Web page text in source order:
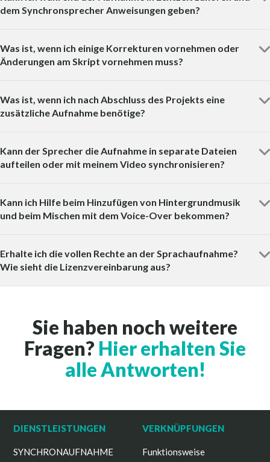
dem Synchronsprecher Anweisungen geben?
Was ist, wenn ich einige Korrekturen vornehmen oder
Änderungen am Skript vornehmen muss?
Was ist, wenn ich nach Abschluss des Projekts eine
zusätzliche Aufnahme benötige?
Kann der Sprecher die Aufnahme in separate Dateien
aufteilen oder mit meinem Video synchronisieren?
Kann ich Hilfe beim Hinzufügen von Hintergrundmusik
und beim Mischen mit dem Voice-Over bekommen?
Erhalte ich die vollen Rechte an der Sprachaufnahme?
Wie sieht die Lizenzvereinbarung aus?
Sie haben noch weitere
Fragen? Hier erhalten Sie
alle Antworten!
DIENSTLEISTUNGEN
SYNCHRONAUFNAHME
VERKNÜPFUNGEN
Funktionsweise